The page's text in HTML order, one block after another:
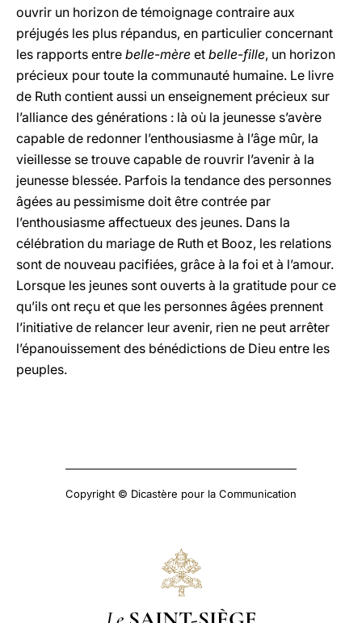
ouvrir un horizon de témoignage contraire aux
préjugés les plus répandus, en particulier concernant
les rapports entre belle-mère et belle-fille, un horizon
précieux pour toute la communauté humaine. Le livre
de Ruth contient aussi un enseignement précieux sur
l’alliance des générations : là où la jeunesse s’avère
capable de redonner l’enthousiasme à l’âge mûr, la
vieillesse se trouve capable de rouvrir l’avenir à la
jeunesse blessée. Parfois la tendance des personnes
âgées au pessimisme doit être contrée par
l’enthousiasme affectueux des jeunes. Dans la
célébration du mariage de Ruth et Booz, les relations
sont de nouveau pacifiées, grâce à la foi et à l’amour.
Lorsque les jeunes sont ouverts à la gratitude pour ce
qu’ils ont reçu et que les personnes âgées prennent
l’initiative de relancer leur avenir, rien ne peut arrêter
l’épanouissement des bénédictions de Dieu entre les
peuples.
Copyright © Dicastère pour la Communication